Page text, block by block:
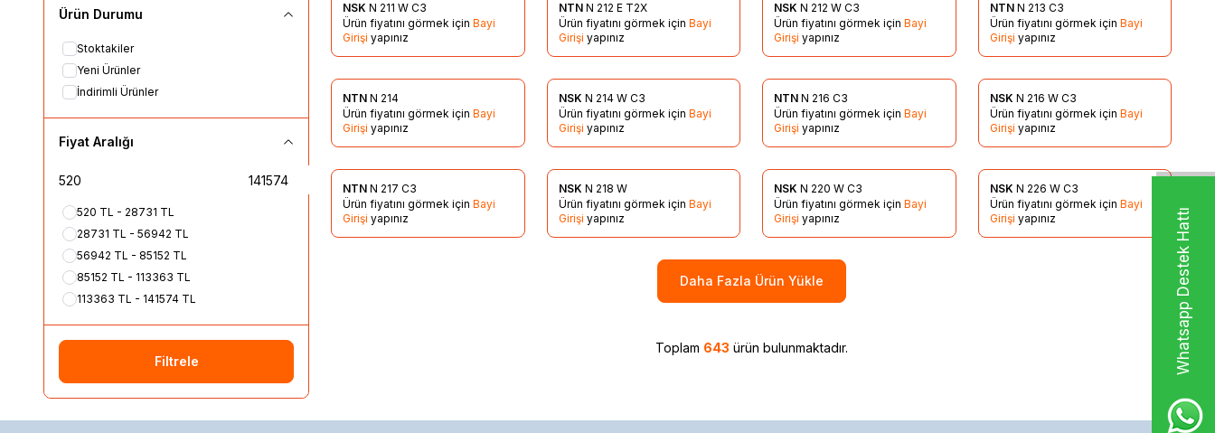
Whatsapp Destek Hattı
Ürün Durumu
Stoktakiler
Yeni Ürünler
İndirimli Ürünler
Fiyat Aralığı
520 TL - 28731 TL
28731 TL - 56942 TL
56942 TL - 85152 TL
85152 TL - 113363 TL
113363 TL - 141574 TL
Filtrele
Favorilere Ekle
NSK N 211 W C3
Ürün fiyatını görmek için Bayi
Girişi yapınız
Favorilere Ekle
NTN N 212 E T2X
Ürün fiyatını görmek için Bayi
Girişi yapınız
Favorilere Ekle
NSK N 212 W C3
Ürün fiyatını görmek için Bayi
Girişi yapınız
Favorilere Ekle
NTN N 213 C3
Ürün fiyatını görmek için Bayi
Girişi yapınız
Favorilere Ekle
NTN N 214
Ürün fiyatını görmek için Bayi
Girişi yapınız
Favorilere Ekle
NSK N 214 W C3
Ürün fiyatını görmek için Bayi
Girişi yapınız
Favorilere Ekle
NTN N 216 C3
Ürün fiyatını görmek için Bayi
Girişi yapınız
Favorilere Ekle
NSK N 216 W C3
Ürün fiyatını görmek için Bayi
Girişi yapınız
Favorilere Ekle
NTN N 217 C3
Ürün fiyatını görmek için Bayi
Girişi yapınız
Favorilere Ekle
NSK N 218 W
Ürün fiyatını görmek için Bayi
Girişi yapınız
Favorilere Ekle
NSK N 220 W C3
Ürün fiyatını görmek için Bayi
Girişi yapınız
Favorilere Ekle
NSK N 226 W C3
Ürün fiyatını görmek için Bayi
Girişi yapınız
Daha Fazla Ürün Yükle
Toplam 643 ürün bulunmaktadır.